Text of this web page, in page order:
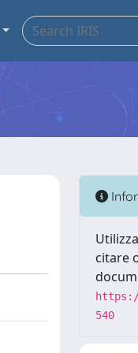
citare
540